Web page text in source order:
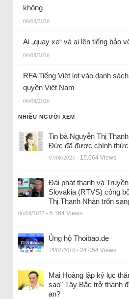
không
06/08/2026
Ai „quay xe“ và ai lên tiếng bảo
06/08/2026
RFA Tiếng Việt lọt vào danh
quyền Việt Nam
06/08/2026
NHIỀU NGƯỜI XEM
Tin bà Nguyễn Thị
Đức đã được chính thức
07/08/2023 - 15.064 Views
Đài phát thanh và
Slovakia (RTVS) công
Thị Thanh Nhàn trốn
06/08/2023 - 5.164 Views
Ủng hộ Thoibao.de
15/02/2018 - 24.054 Views
Mai Hoàng lập kỷ lục
sao” Tây Bắc trở thành
an?